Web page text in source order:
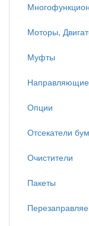
Моторы,
Муфты
Направляющие
Опции
Отсекатели
Очистители
Пакеты